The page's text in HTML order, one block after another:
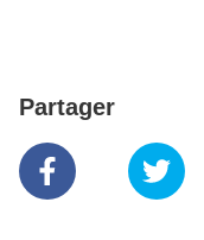
Partager